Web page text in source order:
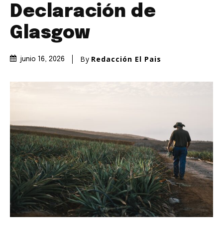
Declaración de
Glasgow
junio 16, 2026 By Redacción El Pais